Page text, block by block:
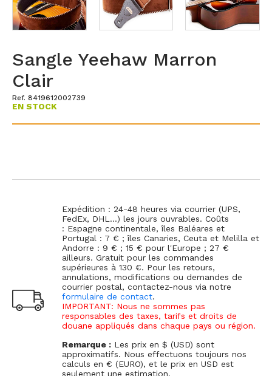
Sangle Yeehaw Marron
Clair
Ref. 8419612002739
EN STOCK
Expédition : 24-48 heures via courrier (UPS,
FedEx, DHL...) les jours ouvrables. Coûts
: Espagne continentale, îles Baléares et
Portugal : 7 € ; îles Canaries, Ceuta et Melilla et
Andorre : 9 € ; 15 € pour l'Europe ; 27 €
ailleurs. Gratuit pour les commandes
supérieures à 130 €. Pour les retours,
annulations, modifications ou demandes de
courrier postal, contactez-nous via notre
formulaire de contact.
IMPORTANT: Nous ne sommes pas
responsables des taxes, tarifs et droits de
douane appliqués dans chaque pays ou région.
Remarque : Les prix en $ (USD) sont
approximatifs. Nous effectuons toujours nos
calculs en € (EURO), et le prix en USD est
seulement une estimation.